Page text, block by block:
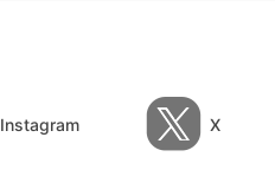
Instagram X